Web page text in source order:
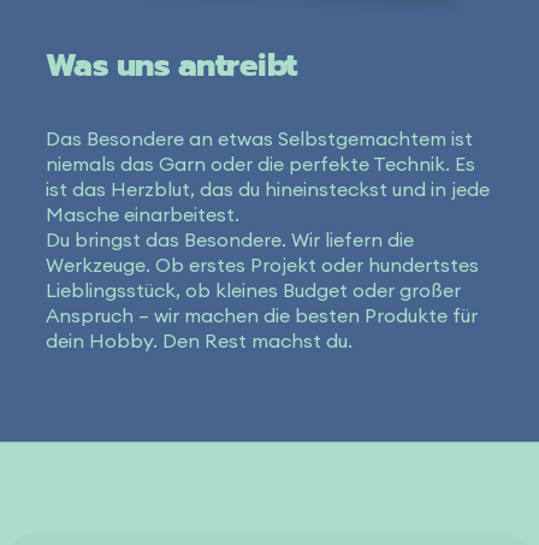
Was uns antreibt
Das Besondere an etwas Selbstgemachtem ist
niemals das Garn oder die perfekte Technik. Es
ist das Herzblut, das du hineinsteckst und in jede
Masche einarbeitest.
Du bringst das Besondere. Wir liefern die
Werkzeuge. Ob erstes Projekt oder hundertstes
Lieblingsstück, ob kleines Budget oder großer
Anspruch – wir machen die besten Produkte für
dein Hobby. Den Rest machst du.